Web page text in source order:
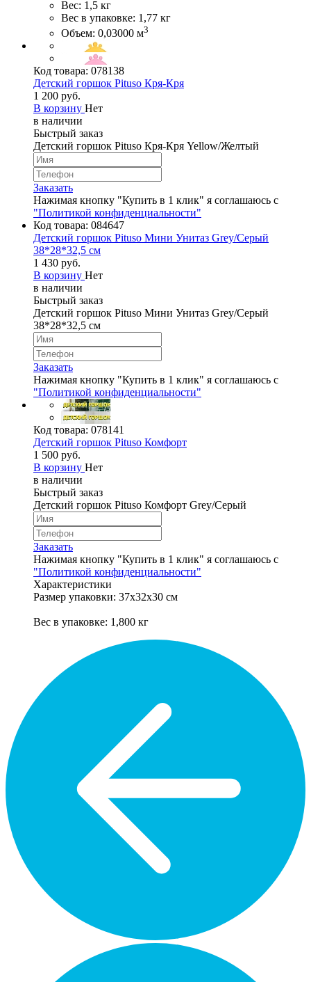
Вес: 1,5 кг
Вес в упаковке: 1,77 кг
Объем: 0,03000 м3
Код товара: 078138
Детский горшок Pituso Кря-Кря
1 200 руб.
В корзину Нет
в наличии
Быстрый заказ
Детский горшок Pituso Кря-Кря Yellow/Желтый
Заказать
Нажимая кнопку "Купить в 1 клик" я соглашаюсь с
"Политикой конфиденциальности"
Код товара: 084647
Детский горшок Pituso Мини Унитаз Grey/Серый
38*28*32,5 см
1 430 руб.
В корзину Нет
в наличии
Быстрый заказ
Детский горшок Pituso Мини Унитаз Grey/Серый
38*28*32,5 см
Заказать
Нажимая кнопку "Купить в 1 клик" я соглашаюсь с
"Политикой конфиденциальности"
Код товара: 078141
Детский горшок Pituso Комфорт
1 500 руб.
В корзину Нет
в наличии
Быстрый заказ
Детский горшок Pituso Комфорт Grey/Серый
Заказать
Нажимая кнопку "Купить в 1 клик" я соглашаюсь с
"Политикой конфиденциальности"
Характеристики
Размер упаковки: 37х32х30 см
Вес в упаковке: 1,800 кг